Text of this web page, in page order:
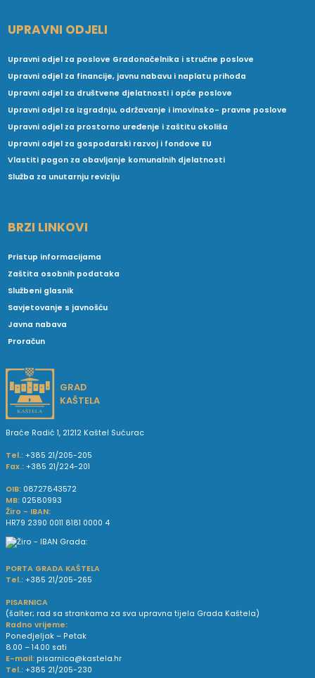
UPRAVNI ODJELI
Upravni odjel za poslove Gradonačelnika i stručne poslove
Upravni odjel za financije, javnu nabavu i naplatu prihoda
Upravni odjel za društvene djelatnosti i opće poslove
Upravni odjel za izgradnju, održavanje i imovinsko- pravne poslove
Upravni odjel za prostorno uređenje i zaštitu okoliša
Upravni odjel za gospodarski razvoj i fondove EU
Vlastiti pogon za obavljanje komunalnih djelatnosti
Služba za unutarnju reviziju
BRZI LINKOVI
Pristup informacijama
Zaštita osobnih podataka
Službeni glasnik
Savjetovanje s javnošću
Javna nabava
Proračun
GRAD
KAŠTELA
Braće Radić 1, 21212 Kaštel Sućurac
Tel.: +385 21/205-205
Fax.: +385 21/224-201
OIB: 08727843572
MB: 02580993
Žiro - IBAN:
HR79 2390 0011 8181 0000 4
PORTA GRADA KAŠTELA
Tel.: +385 21/205-265
PISARNICA
(šalter; rad sa strankama za sva upravna tijela Grada Kaštela)
Radno vrijeme:
Ponedjeljak – Petak
8.00 – 14.00 sati
E-mail: pisarnica@kastela.hr
Tel.: +385 21/205-230